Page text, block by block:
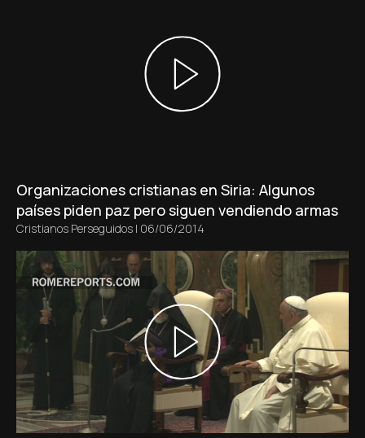
Organizaciones cristianas en Siria: Algunos
países piden paz pero siguen vendiendo armas
Cristianos Perseguidos | 06/06/2014